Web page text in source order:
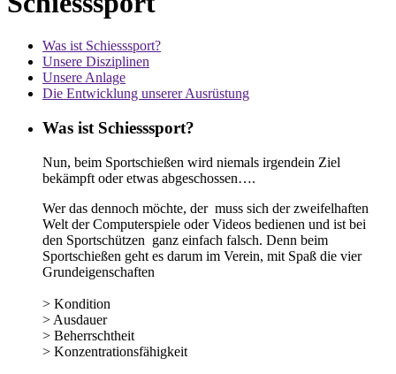
Was ist Schiesssport?
Unsere Disziplinen
Unsere Anlage
Die Entwicklung unserer Ausrüstung
Was ist Schiesssport?
Nun, beim Sportschießen wird niemals irgendein Ziel
bekämpft oder etwas abgeschossen….
Wer das dennoch möchte, der muss sich der zweifelhaften
Welt der Computerspiele oder Videos bedienen und ist bei
den Sportschützen ganz einfach falsch. Denn beim
Sportschießen geht es darum im Verein, mit Spaß die vier
Grundeigenschaften
> Kondition
> Ausdauer
> Beherrschtheit
> Konzentrationsfähigkeit